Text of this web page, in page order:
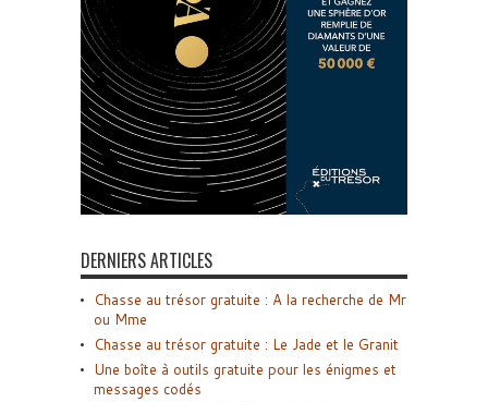
DERNIERS ARTICLES
Chasse au trésor gratuite : A la recherche de Mr
ou Mme
Chasse au trésor gratuite : Le Jade et le Granit
Une boîte à outils gratuite pour les énigmes et
messages codés